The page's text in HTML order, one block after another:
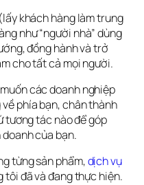
khách hàng làm trung
như “người nhà” dùng
đồng hành và trở
cho tất cả mọi người.
các doanh nghiệp
phía bạn, chân thành
tương tác nào để góp
của bạn.
từng sản phẩm, dịch vụ
tôi đã và đang thực hiện.